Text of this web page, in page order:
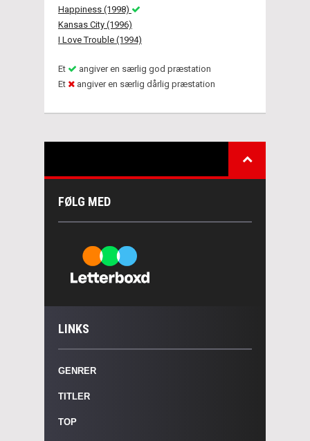
Happiness (1998)
Kansas City (1996)
I Love Trouble (1994)
Et
angiver en særlig god præstation
Et
angiver en særlig dårlig præstation
FØLG MED
LINKS
GENRER
TITLER
TOP